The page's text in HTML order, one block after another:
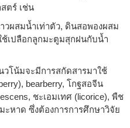
ตร์ เช่น
วผสมน้ำเท่าตัว, ดินสอพองผสม
เปลือกลูกมะตูมสุกฝนกับน้ำ
โน้มจะมีการสกัดสารมาใช้
bearberry, โกฐสอจีน
ชะเอมเทศ (licorice), พืช
หาด ซึ่งต้องการการศึกษาวิจัย